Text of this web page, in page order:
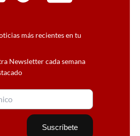
más recientes en tu
Newsletter cada semana